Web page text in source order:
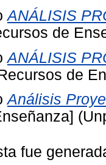
ANÁLISIS
de
ANÁLISIS
de
Análisis
fue